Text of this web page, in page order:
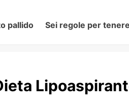
pallido
Sei regole per